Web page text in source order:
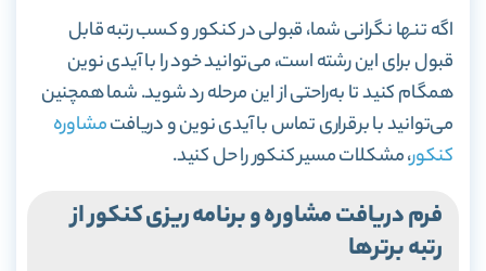
اگه تنها نگرانی شما، قبولی در کنکور و کسب رتبه قابل
قبول برای این رشته است، می‌توانید خود را با آیدی نوین
همگام کنید تا به‌راحتی از این مرحله رد شوید. شما همچنین
می‌توانید با برقراری تماس با آیدی نوین و دریافتمشاوره
کنکور، مشکلات مسیر کنکور را حل کنید.
فرم دریافت مشاوره و برنامه ریزی کنکور از
رتبه برترها